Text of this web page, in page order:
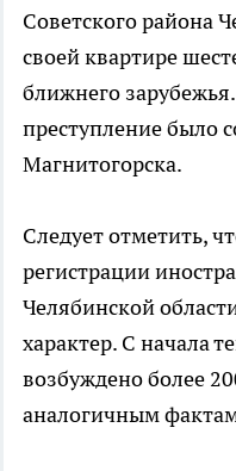
Советского района
своей квартире
ближнего
преступление было
Магнитогорска.
Следует отметить,
регистрации
Челябинской
характер. С начала
возбуждено более
аналогичным